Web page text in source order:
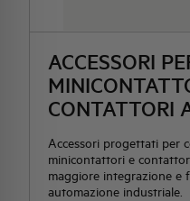
ACCESSORI
CONTATTORI
Accessori progettati per
minicontattori e
maggiore integrazione e
automazione industriale.
ATTIVITÀ E MERCATI
IMPEGNO SOCIALE